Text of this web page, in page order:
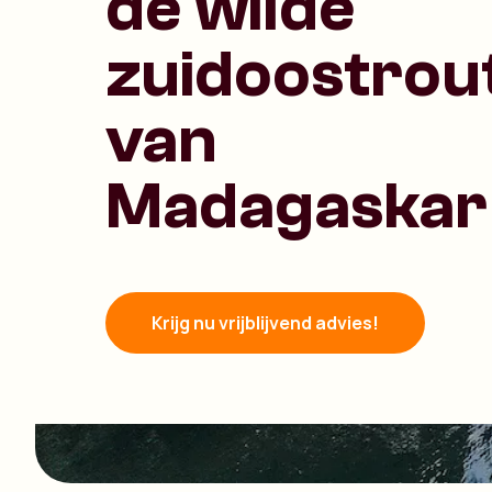
van
Madagaskar
Krijg nu vrijblijvend advies!